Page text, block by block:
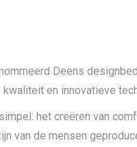
Deens
en innovatieve
het creëren van
van de mensen